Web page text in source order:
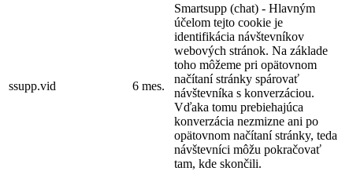
ssupp.vid 6 mes.
Smartsupp (chat) - Hlavným
účelom tejto cookie je
identifikácia návštevníkov
webových stránok. Na základe
toho môžeme pri opätovnom
načítaní stránky spárovať
návštevníka s konverzáciou.
Vďaka tomu prebiehajúca
konverzácia nezmizne ani po
opätovnom načítaní stránky, teda
návštevníci môžu pokračovať
tam, kde skončili.